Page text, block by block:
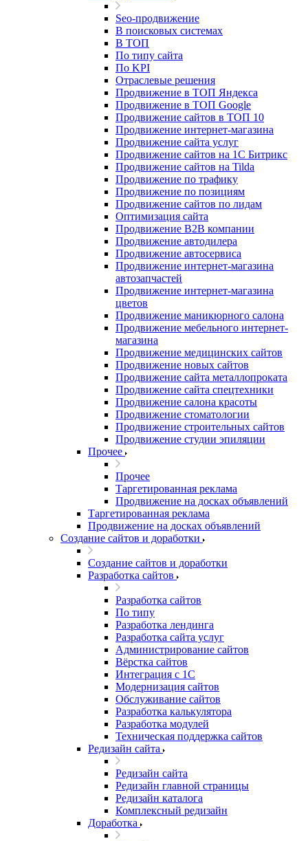
Seo-продвижение
В поисковых системах
В ТОП
По типу сайта
По KPI
Отраслевые решения
Продвижение в ТОП Яндекса
Продвижение в ТОП Google
Продвижение сайтов в ТОП 10
Продвижение интернет-магазина
Продвижение сайта услуг
Продвижение сайтов на 1С Битрикс
Продвижение сайтов на Tilda
Продвижение по трафику
Продвижение по позициям
Продвижение сайтов по лидам
Оптимизация сайта
Продвижение B2B компании
Продвижение автодилера
Продвижение автосервиса
Продвижение интернет-магазина
автозапчастей
Продвижение интернет-магазина
цветов
Продвижение маникюрного салона
Продвижение мебельного интернет-
магазина
Продвижение медицинских сайтов
Продвижение новых сайтов
Продвижение сайта металлопроката
Продвижение сайта спецтехники
Продвижение салона красоты
Продвижение стоматологии
Продвижение строительных сайтов
Продвижение студии эпиляции
Прочее
Прочее
Таргетированная реклама
Продвижение на досках объявлений
Таргетированная реклама
Продвижение на досках объявлений
Создание сайтов и доработки
Создание сайтов и доработки
Разработка сайтов
Разработка сайтов
По типу
Разработка лендинга
Разработка сайта услуг
Администрирование сайтов
Вёрстка сайтов
Интеграция с 1С
Модернизация сайтов
Обслуживание сайтов
Разработка калькулятора
Разработка модулей
Техническая поддержка сайтов
Редизайн сайта
Редизайн сайта
Редизайн главной страницы
Редизайн каталога
Комплексный редизайн
Доработка